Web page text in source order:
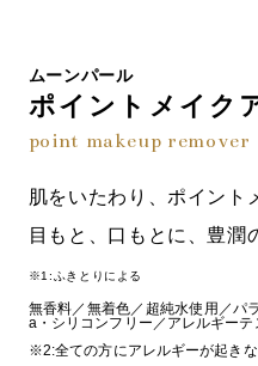
ムーンパール
ポイントメイク
point makeup remover
肌をいたわり、ポイント
目もと、口もとに、豊潤
※1:ふきとりによる
無香料／無着色／超純水使用／パ
a・シリコンフリー／アレルギー
※2:全ての方にアレルギーが起き